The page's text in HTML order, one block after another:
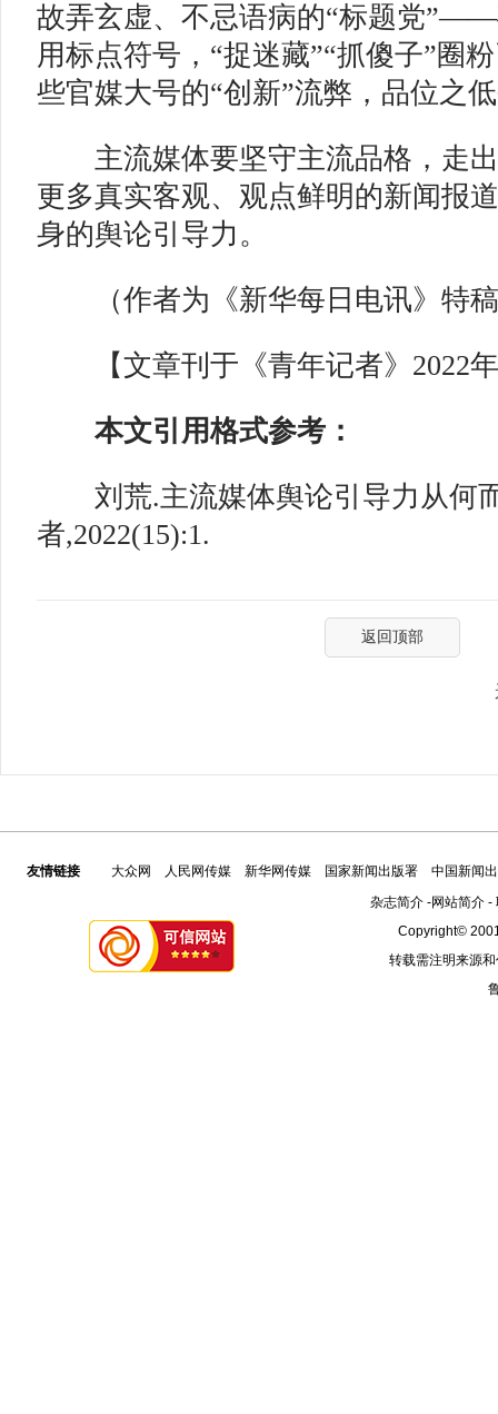
故弄玄虚、不忌语病的“标题党
用标点符号，“捉迷藏”“抓傻子”圈
些官媒大号的“创新”流弊，品位之
主流媒体要坚守主流品格，走出
更多真实客观、观点鲜明的新闻报
身的舆论引导力。
（作者为《新华每日电讯》特
【文章刊于《青年记者》2022年
本文引用格式参考：
刘荒.主流媒体舆论引导力从何
者,2022(15):1.
返回顶部
友情链接 大众网 人民网传媒 新华网传媒 国家新闻出版署
中国新闻
杂志简介-网站简介-
Copyright©
转载需注明来源